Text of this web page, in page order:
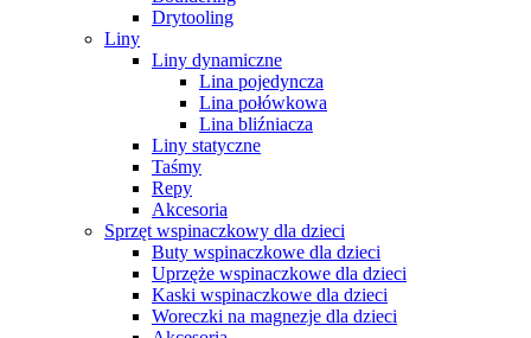
Drytooling
Liny
Liny dynamiczne
Lina pojedyncza
Lina połówkowa
Lina bliźniacza
Liny statyczne
Taśmy
Repy
Akcesoria
Sprzęt wspinaczkowy dla dzieci
Buty wspinaczkowe dla dzieci
Uprzęże wspinaczkowe dla dzieci
Kaski wspinaczkowe dla dzieci
Woreczki na magnezje dla dzieci